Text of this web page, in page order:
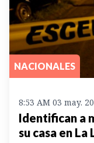
NACIONALES
8:53 AM 03 may.
Identifican a
su casa en